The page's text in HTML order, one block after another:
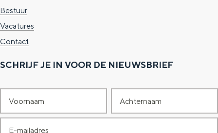
Bestuur
Vacatures
Contact
SCHRIJF JE IN VOOR DE NIEUWSBRIEF
o
c